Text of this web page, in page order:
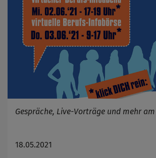
Gespräche, Live-Vorträge und mehr am
18.05.2021